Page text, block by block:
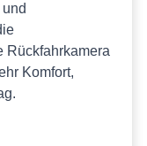
Rückfahrkamera
Komfort,